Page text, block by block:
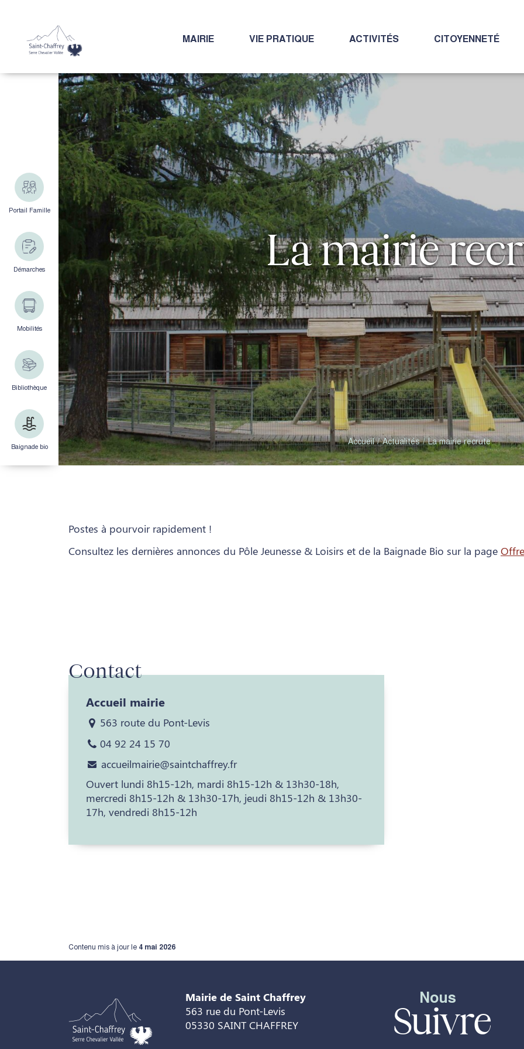
MAIRIE VIE PRATIQUE ACTIVITÉS CITOYENNETÉ
La mairie
Accueil Actualités La mairie recrute
Portail Famille
Démarches
Mobilités
Bibliothèque
Baignade bio
Postes à pourvoir rapidement !
Consultez les dernières annonces du Pôle Jeunesse & Loisirs et de la Baignade Bio sur la page
Contact
Accueil mairie
563 route du Pont-Levis
04 92 24 15 70
accueilmairie@saintchaffrey.fr
Ouvert lundi 8h15-12h, mardi 8h15-12h & 13h30-18h,
mercredi 8h15-12h & 13h30-17h, jeudi 8h15-12h & 13h30-
17h, vendredi 8h15-12h
Contenu mis à jour le 4 mai 2026
Mairie de Saint Chaffrey
563 rue du Pont-Levis
05330 SAINT CHAFFREY
Nous
Suivre